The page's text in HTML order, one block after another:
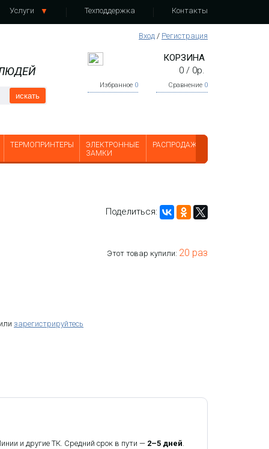
Услуги Техподдержка Контакты
Вход / Регистрация
искать
КОРЗИНА
0/ 0р.
Избранное 0 Сравнение 0
ТЕРМОПРИНТЕРЫ
ЭЛЕКТРОННЫЕ
ЗАМКИ
РАСПРОДАЖА
Поделиться:
Этот товар купили: 20 раз
зарегистрируйтесь
и другие ТК. Средний срок в пути — 2–5 дней.